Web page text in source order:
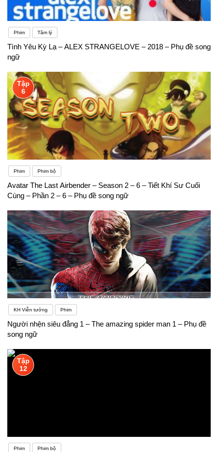
Phim Tâm lý
Tình Yêu Kỳ Lạ – ALEX STRANGELOVE – 2018 – Phụ đề song
ngữ
Tập
6
Phim Phim bộ
Avatar The Last Airbender – Season 2 – 6 – Tiết Khí Sư Cuối
Cùng – Phần 2 – 6 – Phụ đề song ngữ
KH Viễn tưởng Phim
Người nhện siêu đẳng 1 – The amazing spider man 1 – Phụ đề
song ngữ
Tập
12
Phim Phim bộ